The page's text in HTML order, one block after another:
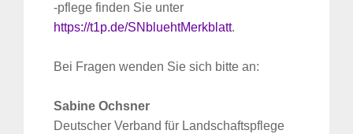
-pflege finden Sie unter
https://t1p.de/SNbluehtMerkblatt.
Bei Fragen wenden Sie sich bitte an:
Sabine Ochsner
Deutscher Verband für Landschaftspflege